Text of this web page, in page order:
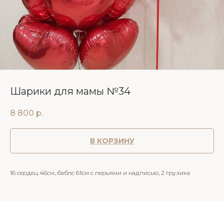
Шарики для мамы №34
8 800 р.
В КОРЗИНУ
16 сердец 46см, баблс 61см с перьями и надписью, 2 грузика